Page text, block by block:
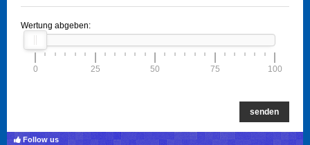
Wertung abgeben:
0 25 50 75 100
senden
Follow us